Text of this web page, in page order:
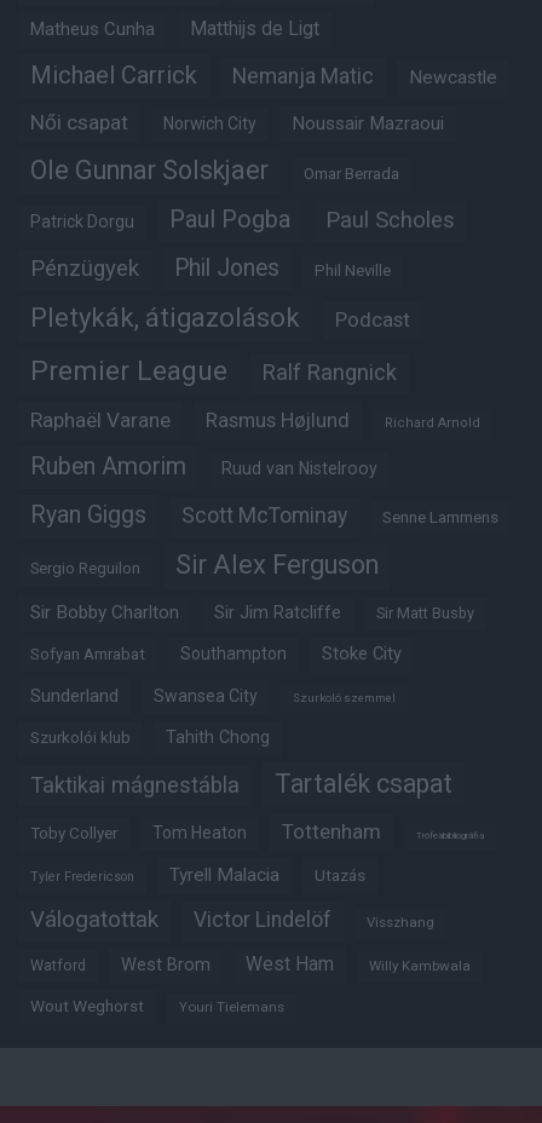
Matheus Cunha Matthijs de Ligt
Michael Carrick Nemanja Matic Newcastle
Női csapat Norwich City Noussair Mazraoui
Ole Gunnar Solskjaer Omar Berrada
Patrick Dorgu Paul Pogba Paul Scholes
Pénzügyek Phil Jones Phil Neville
Pletykák, átigazolások Podcast
Premier League Ralf Rangnick
Raphaël Varane Rasmus Højlund Richard Arnold
Ruben Amorim Ruud van Nistelrooy
Ryan Giggs Scott McTominay Senne Lammens
Sergio Reguilon Sir Alex Ferguson
Sir Bobby Charlton Sir Jim Ratcliffe Sir Matt Busby
Sofyan Amrabat Southampton Stoke City
Sunderland Swansea City Szurkoló szemmel
Szurkolói klub Tahith Chong
Taktikai mágnestábla Tartalék csapat
Toby Collyer Tom Heaton Tottenham Trófeabibliográfia
Tyler Fredericson Tyrell Malacia Utazás
Válogatottak Victor Lindelöf Visszhang
Watford West Brom West Ham Willy Kambwala
Wout Weghorst Youri Tielemans